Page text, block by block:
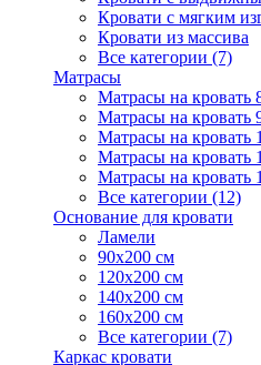
Кровати с мягким
Кровати из массива
Все категории (7)
Матрасы
Матрасы на кровать
Матрасы на кровать
Матрасы на кровать
Матрасы на кровать
Матрасы на кровать
Все категории (12)
Основание для кровати
Ламели
90х200 см
120х200 см
140х200 см
160х200 см
Все категории (7)
Каркас кровати